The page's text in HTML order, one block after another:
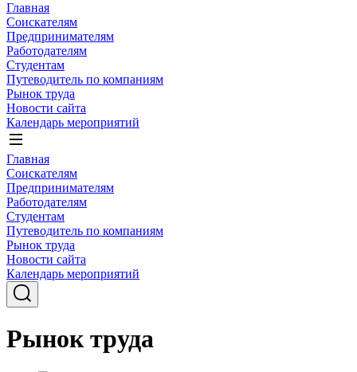
Главная
Соискателям
Предпринимателям
Работодателям
Студентам
Путеводитель по компаниям
Рынок труда
Новости сайта
Календарь мероприятий
Главная
Соискателям
Предпринимателям
Работодателям
Студентам
Путеводитель по компаниям
Рынок труда
Новости сайта
Календарь мероприятий
Рынок труда